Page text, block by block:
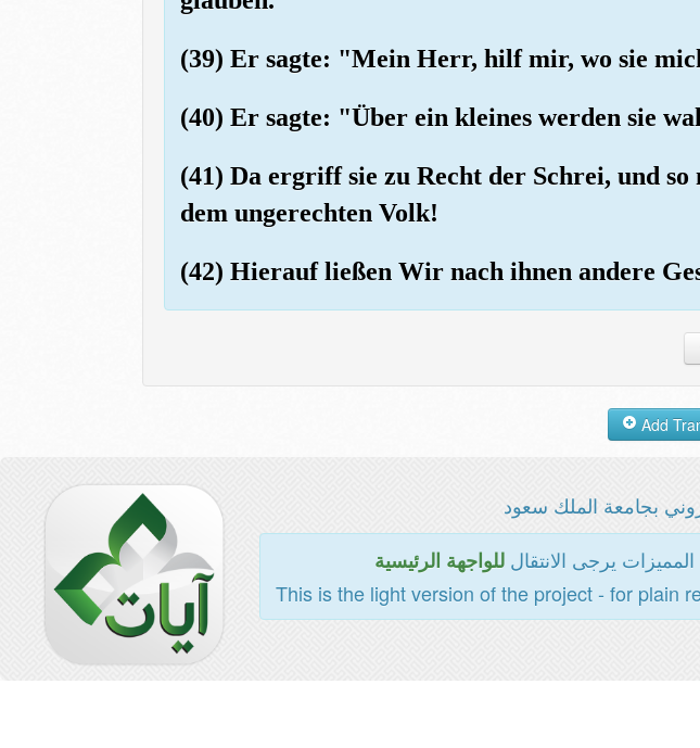
(39) Er sagte: "Mein Herr, hilf mir, wo sie
(40) Er sagte: "Über ein kleines werden sie
(41) Da ergriff sie zu Recht der Schrei, und
dem ungerechten Volk!
(42) Hierauf ließen Wir nach ihnen andere
بجامعة الملك سعود
يرجى الانتقالللواجهة الرئيسية
This is the light version of the project - for plain